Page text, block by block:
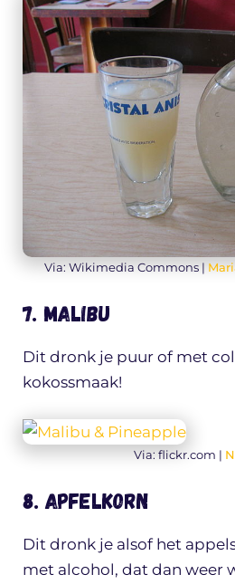
Via: Wikimedia Commons |
7. Malibu
Dit dronk je puur of met
kokossmaak!
Via: flickr.com |
8. Apfelkorn
Dit dronk je alsof het
met alcohol, dat dan weer